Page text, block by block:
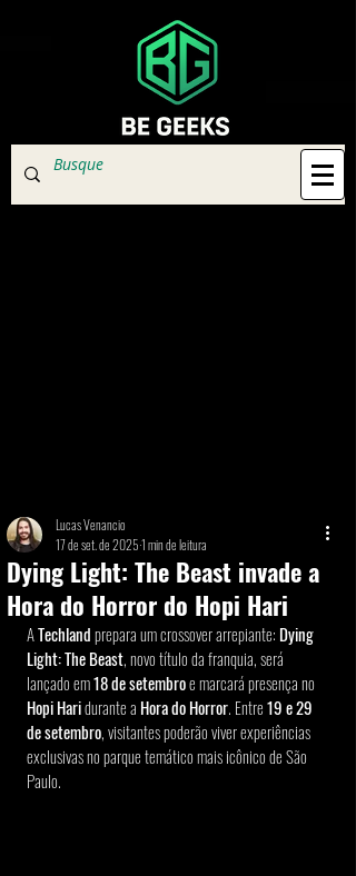
Dying Light: The Beast invade a
Hora do Horror do Hopi Hari
Lucas Venancio
17 de set. de 20251 min de leitura
A Techland prepara um crossover arrepiante: Dying
Light: The Beast, novo título da franquia, será
lançado em 18 de setembro e marcará presença no
Hopi Hari durante a Hora do Horror. Entre 19 e 29
de setembro, visitantes poderão viver experiências
exclusivas no parque temático mais icônico de São
Paulo.